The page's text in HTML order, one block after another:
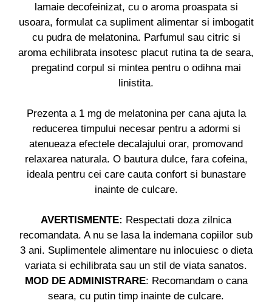
lamaie decofeinizat, cu o aroma proaspata si
usoara, formulat ca supliment alimentar si imbogatit
cu pudra de melatonina. Parfumul sau citric si
aroma echilibrata insotesc placut rutina ta de seara,
pregatind corpul si mintea pentru o odihna mai
linistita.
Prezenta a 1 mg de melatonina per cana ajuta la
reducerea timpului necesar pentru a adormi si
atenueaza efectele decalajului orar, promovand
relaxarea naturala. O bautura dulce, fara cofeina,
ideala pentru cei care cauta confort si bunastare
inainte de culcare.
AVERTISMENTE: Respectati doza zilnica
recomandata. A nu se lasa la indemana copiilor sub
3 ani. Suplimentele alimentare nu inlocuiesc o dieta
variata si echilibrata sau un stil de viata sanatos.
MOD DE ADMINISTRARE: Recomandam o cana
seara, cu putin timp inainte de culcare.